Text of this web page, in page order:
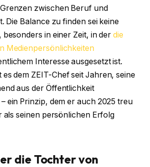
zwischen Beruf und
Die Balance zu finden sei keine
besonders in einer Zeit, in derdie
Medienpersönlichkeiten
Interesse ausgesetzt ist.
dem ZEIT-Chef seit Jahren, seine
aus der Öffentlichkeit
ein Prinzip, dem er auch 2025 treu
als seinen persönlichen Erfolg
die Tochter von